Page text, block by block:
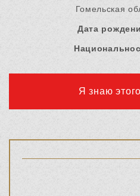
Гомельская
Дата
Я знаю